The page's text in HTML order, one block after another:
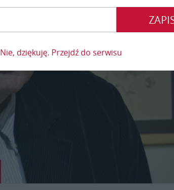
Nie, dziękuję. Przejdź do serwisu